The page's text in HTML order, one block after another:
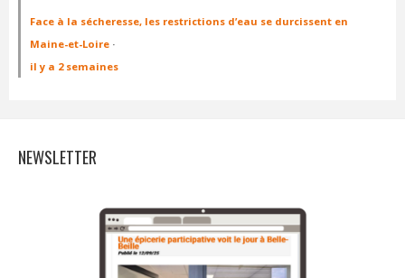
Face à la sécheresse, les restrictions d’eau se durcissent en
Maine-et-Loire ·
il y a 2 semaines
NEWSLETTER